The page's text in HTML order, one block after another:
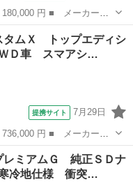
ド名： Ｘリミテッ
ＶＴ 盗難防止システ
タムＸ トップエディシ
Ｄ車 スマアシ…
提携サイト 7月29日
ード名： カスタム
車 スマアシＩＩＩ Ｌ
レミアムＧ 純正ＳＤナ
冷地仕様 衝突…